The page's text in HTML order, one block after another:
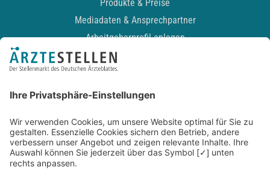
Produkte & Preise
Mediadaten & Ansprechpartner
Arbeitgeberprofil anlegen
Recruiting-Podcast
Kontakt
Datenschutz
Newsletter